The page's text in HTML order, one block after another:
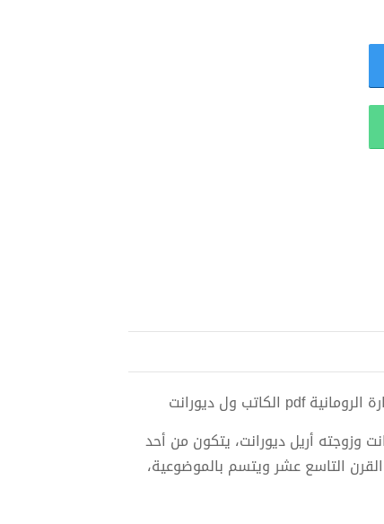
وزوجته أريل ديورانت، يتكون من أحد
التاسع عشر ويتسم بالموضوعية،